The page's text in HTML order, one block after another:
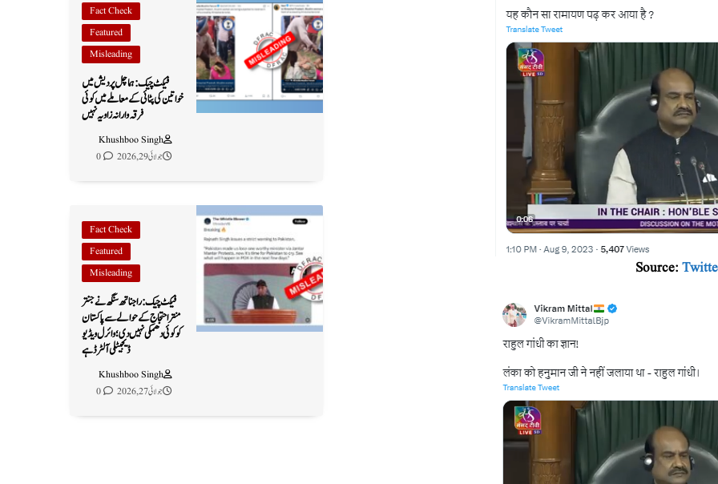
Source:
Fact Check
Featured
Misleading
فیکٹ چیک: ہماچل پردیش میں
خواتین کی پٹائی کے معاملے میں کوئی
فرقہ وارانہ زاویہ نہیں
Khushboo Singh
جولائی 29, 2026
0
Fact Check
Featured
Misleading
فیکٹ چیک: راجناتھ سنگھ نے جنتر
منتر احتجاج کے حوالے سے پاکستان
کو کوئی دھمکی نہیں دی؛ وائرل ویڈیو
ڈیجیٹلی آلٹرڈ ہے
Khushboo Singh
جولائی 27, 2026
0